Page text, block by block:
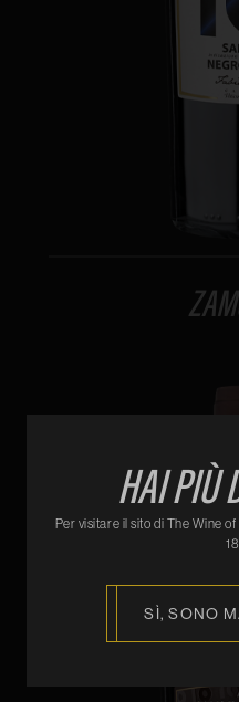
HAI PIÙ
Per visitare il sito di The Wine
SÌ, SONO
E-mail